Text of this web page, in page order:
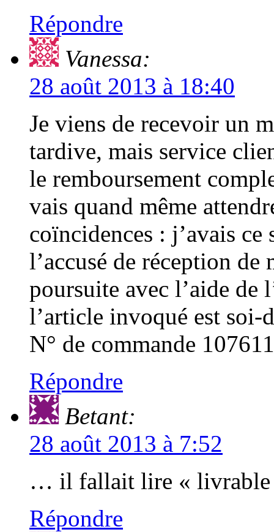
Répondre
Vanessa:
28 août 2013 à 18:40
Je viens de recevoir un
tardive, mais service
le remboursement
vais quand même
coïncidences : j’avais
l’accusé de réception
poursuite avec l’aide de
l’article invoqué est
N° de commande
Répondre
Betant:
28 août 2013 à 7:52
… il fallait lire « livrable
Répondre